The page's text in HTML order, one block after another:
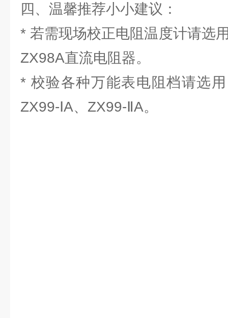
四、温馨推荐小小建议：
* 若需现场校正电阻温度计请选
ZX98A直流电阻器。
* 校验各种万能表电阻档请选
ZX99-ⅠA、ZX99-ⅡA。